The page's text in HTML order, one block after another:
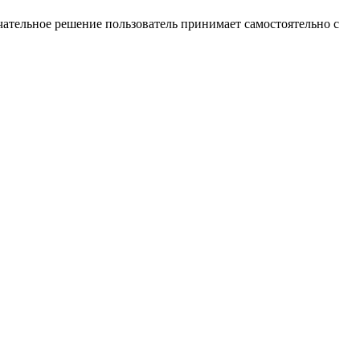
решение пользователь принимает самостоятельно с